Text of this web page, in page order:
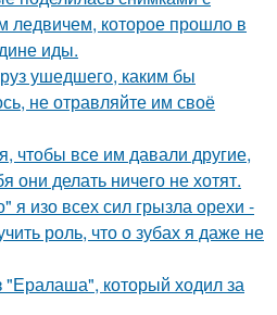
ледвичем, которое прошло в
иды.
ушедшего, каким бы
не отравляйте им своё
чтобы все им давали другие,
они делать ничего не хотят.
я изо всех сил грызла орехи -
роль, что о зубах я даже не
"Ералаша", который ходил за